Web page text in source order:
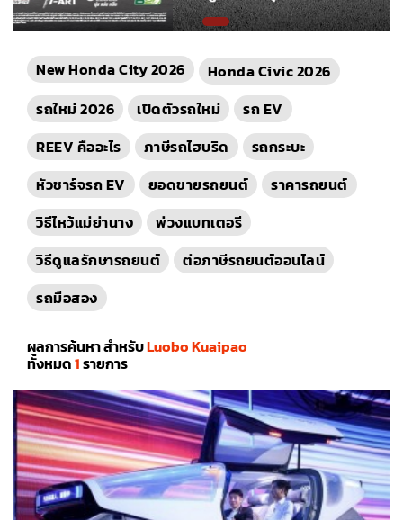
New Honda City 2026
Honda Civic 2026
รถใหม่ 2026
เปิดตัวรถใหม่
รถ EV
REEV คืออะไร
ภาษีรถไฮบริด
รถกระบะ
หัวชาร์จรถ EV
ยอดขายรถยนต์
ราคารถยนต์
วิธีไหว้แม่ย่านาง
พ่วงแบทเตอรี
วิธีดูแลรักษารถยนต์
ต่อภาษีรถยนต์ออนไลน์
รถมือสอง
ผลการค้นหา สำหรับLuobo Kuaipao
ทั้งหมด1รายการ